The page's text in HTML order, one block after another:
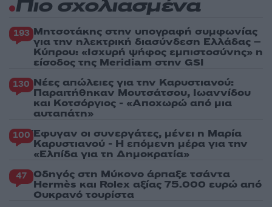
Πιο σχολιασμένα
193 Μητσοτάκης στην υπογραφή συμφωνίας
για την ηλεκτρική διασύνδεση Ελλάδας –
Κύπρου: «Ισχυρή ψήφος εμπιστοσύνης» η
είσοδος της Meridiam στην GSI
130 Νέες απώλειες για την Καρυστιανού:
Παραιτήθηκαν Μουτσάτσου, Ιωαννίδου
και Κοτσόργιος - «Αποχωρώ από μια
αυταπάτη»
100 Έφυγαν οι συνεργάτες, μένει η Μαρία
Καρυστιανού - Η επόμενη μέρα για την
«Ελπίδα για τη Δημοκρατία»
47 Οδηγός στη Μύκονο άρπαξε τσάντα
Hermès και Rolex αξίας 75.000 ευρώ από
Ουκρανό τουρίστα